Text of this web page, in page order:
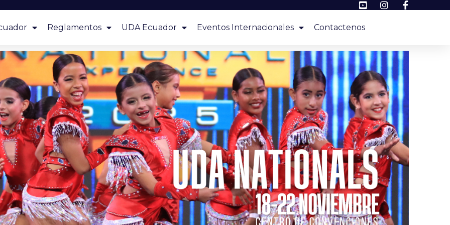
Reglamentos UDA Ecuador Eventos Internacionales Contactenos